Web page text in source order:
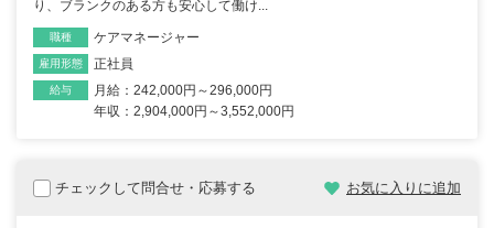
り、ブランクのある方も安心して働け...
職種 ケアマネージャー
雇用形態 正社員
給与
月給：242,000円～296,000円
年収：2,904,000円～3,552,000円
チェックして問合せ・応募する お気に入りに追加